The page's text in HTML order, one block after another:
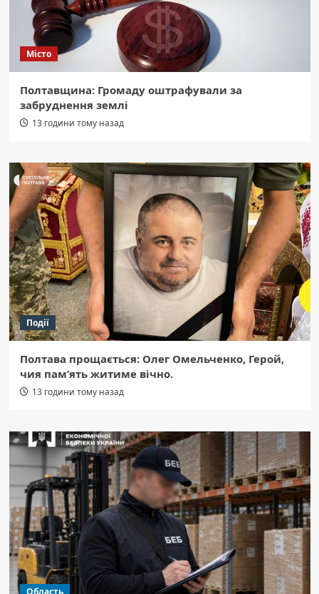
Місто
Полтавщина: Громаду оштрафували за
забруднення землі
13 години тому назад
Події
Полтава прощається: Олег Омельченко, Герой,
чия пам’ять житиме вічно.
13 години тому назад